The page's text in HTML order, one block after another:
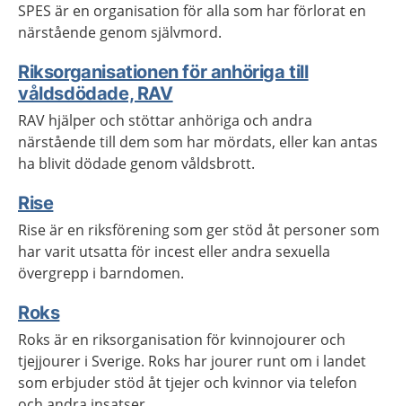
SPES är en organisation för alla som har förlorat en
närstående genom självmord.
Riksorganisationen för anhöriga till
våldsdödade, RAV
RAV hjälper och stöttar anhöriga och andra
närstående till dem som har mördats, eller kan antas
ha blivit dödade genom våldsbrott.
Rise
Rise är en riksförening som ger stöd åt personer som
har varit utsatta för incest eller andra sexuella
övergrepp i barndomen.
Roks
Roks är en riksorganisation för kvinnojourer och
tjejjourer i Sverige. Roks har jourer runt om i landet
som erbjuder stöd åt tjejer och kvinnor via telefon